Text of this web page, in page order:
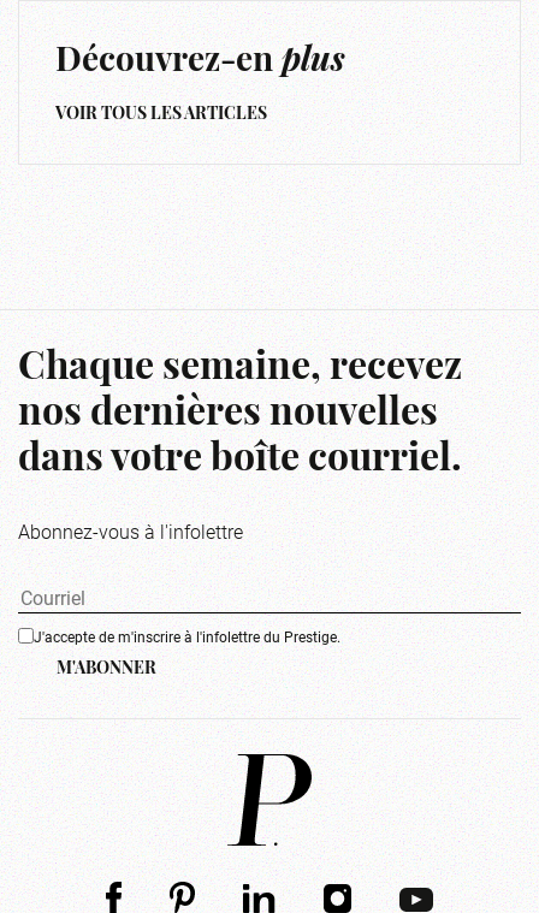
Découvrez-enplus
VOIR TOUS LES ARTICLES
Chaque semaine, recevez
nos dernières nouvelles
dans votre boîte courriel.
Abonnez-vous à l'infolettre
J'accepte de m'inscrire à l'infolettre du Prestige.
M'ABONNER